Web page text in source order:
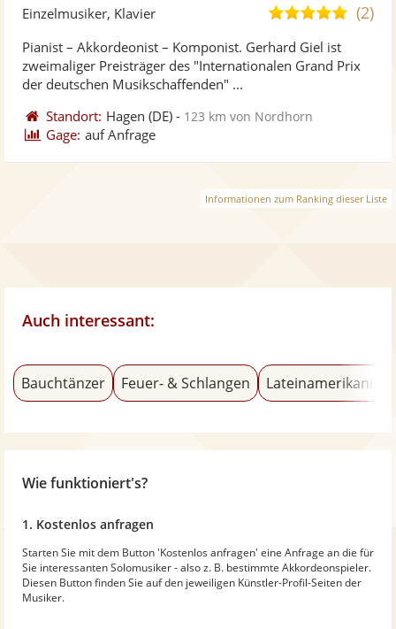
4,9(2)
Einzelmusiker, Klavier
Pianist – Akkordeonist – Komponist. Gerhard Giel ist
zweimaliger Preisträger des "Internationalen Grand Prix
der deutschen Musikschaffenden" ...
Standort: Hagen (DE) - 123 km von Nordhorn
Gage: auf Anfrage
Informationen zum Ranking dieser Liste
Auch interessant:
Bauchtänzer Feuer- & Schlangen
Wie funktioniert's?
1. Kostenlos anfragen
Starten Sie mit dem Button 'Kostenlos anfragen' eine Anfrage an die für
Sie interessanten Solomusiker - also z. B. bestimmte Akkordeonspieler.
Diesen Button finden Sie auf den jeweiligen Künstler-Profil-Seiten der
Musiker.